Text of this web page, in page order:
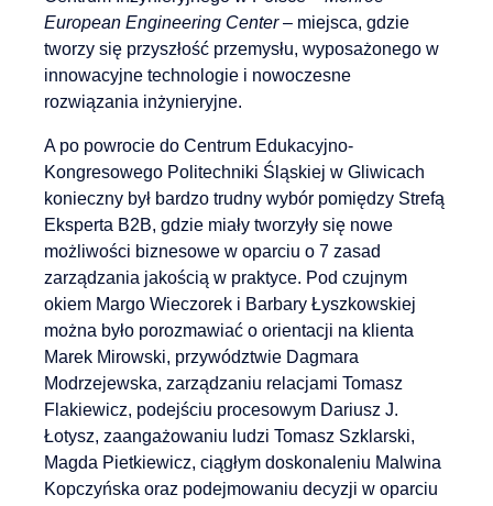
European Engineering Center– miejsca, gdzie
tworzy się przyszłość przemysłu, wyposażonego w
innowacyjne technologie i nowoczesne
rozwiązania inżynieryjne.
A po powrocie do Centrum Edukacyjno-
Kongresowego Politechniki Śląskiej w Gliwicach
konieczny był bardzo trudny wybór pomiędzy Strefą
Eksperta B2B, gdzie miały tworzyły się nowe
możliwości biznesowe w oparciu o 7 zasad
zarządzania jakością w praktyce. Pod czujnym
okiem Margo Wieczorek i Barbary Łyszkowskiej
można było porozmawiać o orientacji na klienta
Marek Mirowski, przywództwie Dagmara
Modrzejewska, zarządzaniu relacjami Tomasz
Flakiewicz, podejściu procesowym Dariusz J.
Łotysz, zaangażowaniu ludzi Tomasz Szklarski,
Magda Pietkiewicz, ciągłym doskonaleniu Malwina
Kopczyńska oraz podejmowaniu decyzji w oparciu